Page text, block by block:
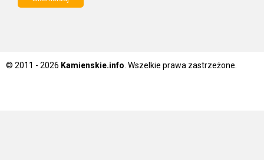
© 2011 - 2026 Kamienskie.info . Wszelkie prawa zastrzeżone.